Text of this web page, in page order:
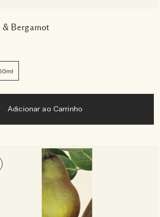
& Bergamot
Adicionar ao Carrinho